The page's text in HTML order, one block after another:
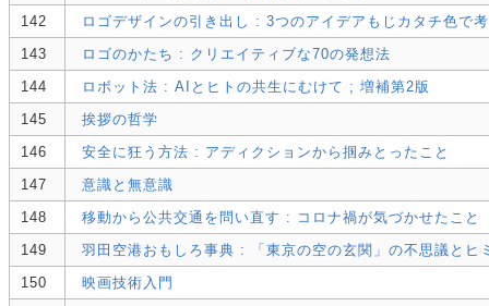
142
ロゴデザインの引き出し : 3つのアイデアもじカタチ色で
143
ロゴのかたち : クリエイティブな70の発想法
144
ロボット法 : AIとヒトの共生にむけて ; 増補第2版
145
挨拶の哲学
146
安全に狂う方法 : アディクションから掴みとったこと
147
意識と無意識
148
移動から公共交通を問い直す : コロナ禍が気づかせたこと
149
羽田空港おもしろ事典 : 「東京の空の玄関」の不思議とヒ
150
映画技術入門